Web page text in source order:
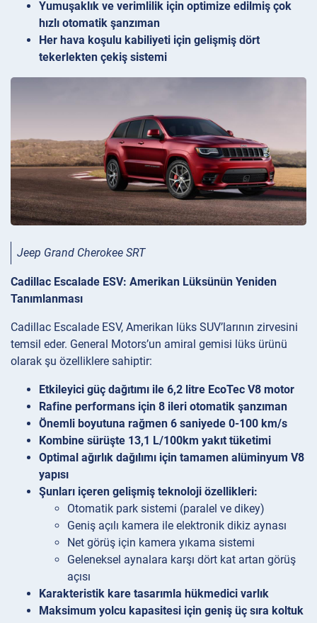
Yumuşaklık ve verimlilik için optimize edilmiş çok
hızlı otomatik şanzıman
Her hava koşulu kabiliyeti için gelişmiş dört
tekerlekten çekiş sistemi
Jeep Grand Cherokee SRT
Cadillac Escalade ESV: Amerikan Lüksünün Yeniden
Tanımlanması
Cadillac Escalade ESV, Amerikan lüks SUV’larının zirvesini
temsil eder. General Motors’un amiral gemisi lüks ürünü
olarak şu özelliklere sahiptir:
Etkileyici güç dağıtımı ile 6,2 litre EcoTec V8 motor
Rafine performans için 8 ileri otomatik şanzıman
Önemli boyutuna rağmen 6 saniyede 0-100 km/s
Kombine sürüşte 13,1 L/100km yakıt tüketimi
Optimal ağırlık dağılımı için tamamen alüminyum V8
yapısı
Şunları içeren gelişmiş teknoloji özellikleri:
Otomatik park sistemi (paralel ve dikey)
Geniş açılı kamera ile elektronik dikiz aynası
Net görüş için kamera yıkama sistemi
Geleneksel aynalara karşı dört kat artan görüş
açısı
Karakteristik kare tasarımla hükmedici varlık
Maksimum yolcu kapasitesi için geniş üç sıra koltuk